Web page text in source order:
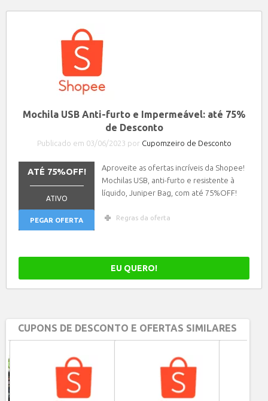
Mochila USB Anti-furto e Impermeável: até 75%
de Desconto
Publicado em 03/06/2023 por Cupomzeiro de Desconto
ATÉ 75%OFF!
ATIVO
PEGAR OFERTA
Aproveite as ofertas incríveis da Shopee!
Mochilas USB, anti-furto e resistente à
líquido, Juniper Bag, com até 75%OFF!
Regras da oferta
EU QUERO!
CUPONS DE DESCONTO E OFERTAS SIMILARES